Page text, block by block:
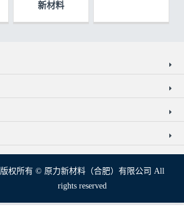
新材料
版权所有 © 原力新材料（合肥）有限公司 All
rights reserved